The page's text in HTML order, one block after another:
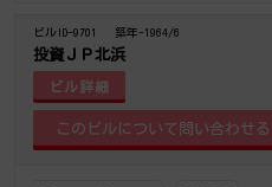
ビルID-9701 築年-1964/6
投資ＪＰ北浜
ビル詳細